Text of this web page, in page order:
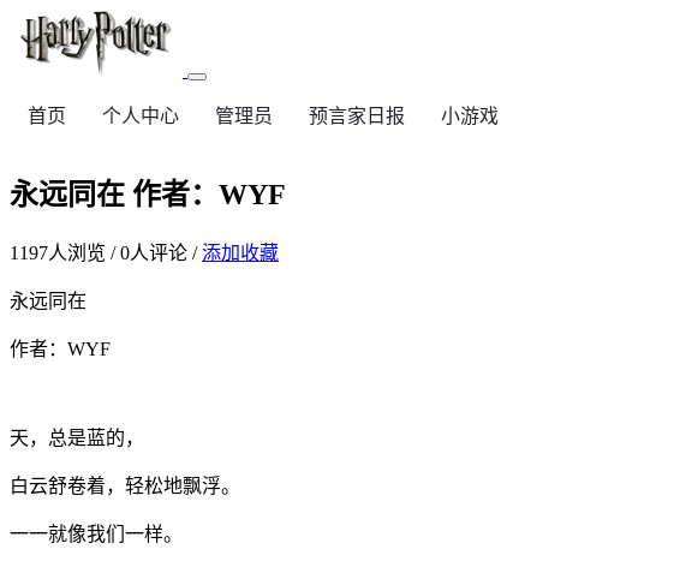
首页 个人中心 管理员 预言家日报 小游戏
永远同在 作者：WYF
1197人浏览 /0人评论 /添加收藏
永远同在
作者：WYF
天，总是蓝的，
白云舒卷着，轻松地飘浮。
一一就像我们一样。